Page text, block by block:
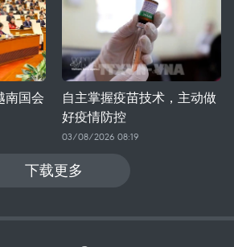
南国会
自主掌握疫苗技术，主动做
好疫情防控
03/08/2026 08:19
下载更多